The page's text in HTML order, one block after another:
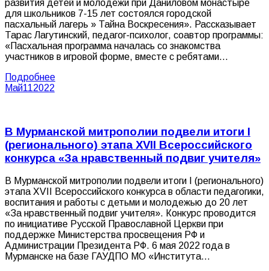
развития детей и молодежи при Даниловом монастыре
для школьников 7-15 лет состоялся городской
пасхальный лагерь » Тайна Воскресения». Рассказывает
Тарас Лагутинский, педагог-психолог, соавтор программы:
«Пасхальная программа началась со знакомства
участников в игровой форме, вместе с ребятами…
Подробнее
Май112022
В Мурманской митрополии подвели итоги I
(регионального) этапа XVII Всероссийского
конкурса «За нравственный подвиг учителя»
В Мурманской митрополии подвели итоги I (регионального)
этапа XVII Всероссийского конкурса в области педагогики,
воспитания и работы с детьми и молодежью до 20 лет
«За нравственный подвиг учителя». Конкурс проводится
по инициативе Русской Православной Церкви при
поддержке Министерства просвещения РФ и
Администрации Президента РФ. 6 мая 2022 года в
Мурманске на базе ГАУДПО МО «Института…